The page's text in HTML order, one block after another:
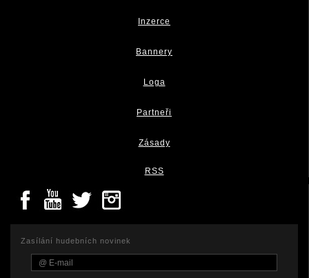
Inzerce
Bannery
Loga
Partneři
Zásady
RSS
Zasílání hudebních novinek